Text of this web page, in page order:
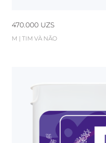
470.000 UZS
М | TIM VÀ NÃO